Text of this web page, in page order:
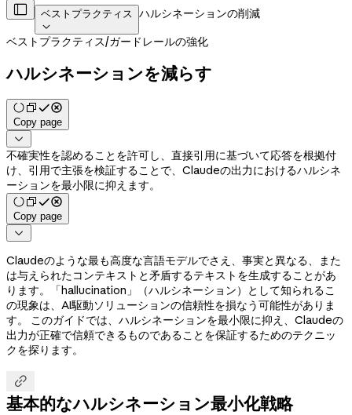
 ベストプラクティス

ハルシネーションの削減
ベストプラクティス/ガードレールの強化
ハルシネーションを減らす
Copy page

不確実性を認めることを許可し、直接引用に基づいて応答を根拠付
け、引用で主張を検証することで、Claudeの出力におけるハルシネ
ーションを最小限に抑えます。
Copy page

Claudeのような最も高度な言語モデルでさえ、事実と異なる、また
は与えられたコンテキストと矛盾するテキストを生成することがあ
ります。「hallucination」（ハルシネーション）として知られるこ
の現象は、AI駆動ソリューションの信頼性を損なう可能性がありま
す。 このガイドでは、ハルシネーションを最小限に抑え、Claudeの
出力が正確で信頼できるものであることを保証するためのテクニッ
クを探ります。

基本的なハルシネーション最小化戦略